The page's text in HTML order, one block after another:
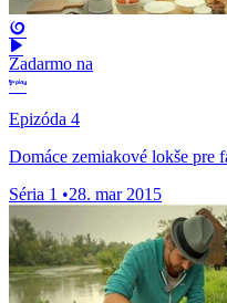
Zadarmo na
Epizóda 4
Domáce zemiakové lokše pre
Séria 1 •28. mar 2015